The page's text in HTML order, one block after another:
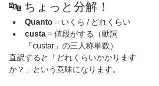
🔤 ちょっと分解！
Quanto = いくら / どれくらい
custa = 値段がする（動詞
「custar」の三人称単数）
直訳すると「どれくらいかかります
か？」という意味になります。